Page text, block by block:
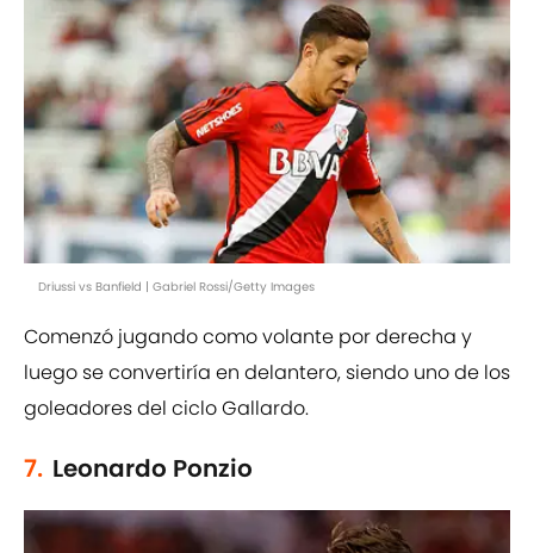
Driussi vs Banfield | Gabriel Rossi/Getty Images
Comenzó jugando como volante por derecha y
luego se convertiría en delantero, siendo uno de los
goleadores del ciclo Gallardo.
7. Leonardo Ponzio